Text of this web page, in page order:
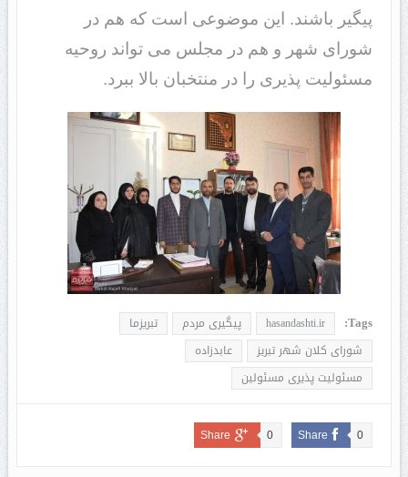
پیگیر باشند. این موضوعی است که هم در
شورای شهر و هم در مجلس می تواند روحیه
مسئولیت پذیری را در منتخبان بالا ببرد.
Tags:
hasandashti.ir پیگیری مردم
تبریزما
شورای کلان شهر تبریز
عابدزاده
مسئولیت پذیری مسئولین
Share 0
Share 0